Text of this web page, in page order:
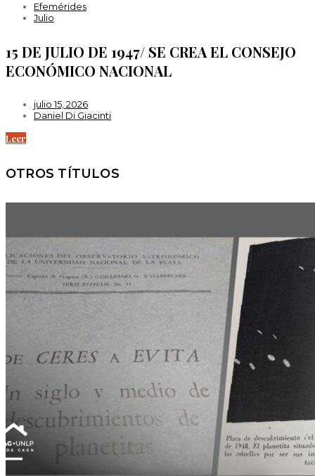
Efemérides
Julio
15 DE JULIO DE 1947/ SE CREA EL CONSEJO
ECONÓMICO NACIONAL
julio 15, 2026
Daniel Di Giacinti
Leer
OTROS TÍTULOS